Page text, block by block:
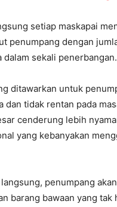
setiap maskapai
penumpang dengan
dalam sekali penerbangan.
ditawarkan untuk
dan tidak rentan pada
cenderung lebih
yang kebanyakan
penumpang
barang bawaan yang